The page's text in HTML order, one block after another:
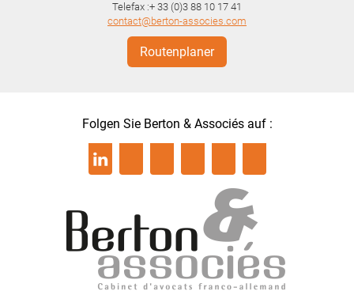
Telefax :+ 33 (0)3 88 10 17 41
contact@berton-associes.com
Routenplaner
Folgen Sie Berton & Associés auf :